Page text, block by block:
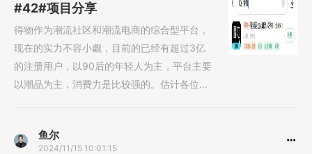
#42#项目分享
得物作为潮流社区和潮流电商的综合型平台，
现在的实力不容小觑，目前的已经有超过3亿
的注册用户，以90后的年轻人为主，平台主要
以潮品为主，消费力是比较强的。估计各位在
鱼尔
2024/11/15 10:01:15